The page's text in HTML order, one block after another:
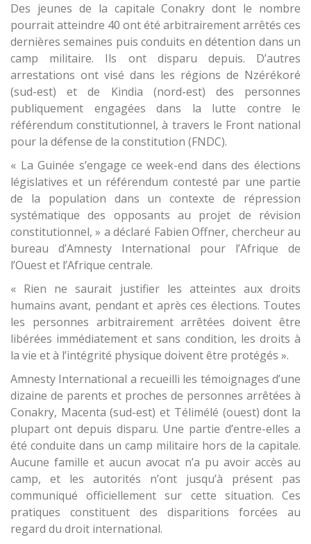
Des jeunes de la capitale Conakry dont le nombre
pourrait atteindre 40 ont été arbitrairement arrêtés ces
dernières semaines puis conduits en détention dans un
camp militaire. Ils ont disparu depuis. D’autres
arrestations ont visé dans les régions de Nzérékoré
(sud-est) et de Kindia (nord-est) des personnes
publiquement engagées dans la lutte contre le
référendum constitutionnel, à travers le Front national
pour la défense de la constitution (FNDC).
« La Guinée s’engage ce week-end dans des élections
législatives et un référendum contesté par une partie
de la population dans un contexte de répression
systématique des opposants au projet de révision
constitutionnel, » a déclaré Fabien Offner, chercheur au
bureau d’Amnesty International pour l’Afrique de
l’Ouest et l’Afrique centrale.
« Rien ne saurait justifier les atteintes aux droits
humains avant, pendant et après ces élections. Toutes
les personnes arbitrairement arrêtées doivent être
libérées immédiatement et sans condition, les droits à
la vie et à l’intégrité physique doivent être protégés ».
Amnesty International a recueilli les témoignages d’une
dizaine de parents et proches de personnes arrêtées à
Conakry, Macenta (sud-est) et Télimélé (ouest) dont la
plupart ont depuis disparu. Une partie d’entre-elles a
été conduite dans un camp militaire hors de la capitale.
Aucune famille et aucun avocat n’a pu avoir accès au
camp, et les autorités n’ont jusqu’à présent pas
communiqué officiellement sur cette situation. Ces
pratiques constituent des disparitions forcées au
regard du droit international.